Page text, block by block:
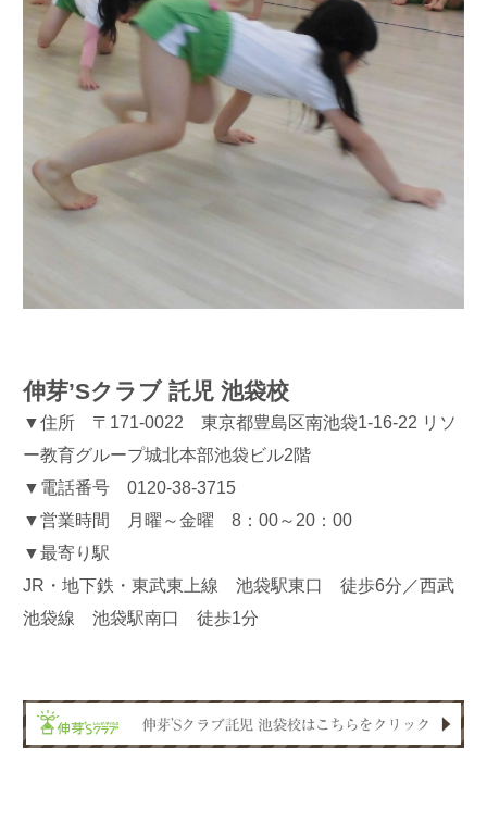
伸芽’Sクラブ 託児 池袋校
▼住所 〒171-0022 東京都豊島区南池袋1-16-22 リソ
ー教育グループ城北本部池袋ビル2階
▼電話番号 0120-38-3715
▼営業時間 月曜～金曜 8：00～20：00
▼最寄り駅
JR・地下鉄・東武東上線 池袋駅東口 徒歩6分／西武
池袋線 池袋駅南口 徒歩1分